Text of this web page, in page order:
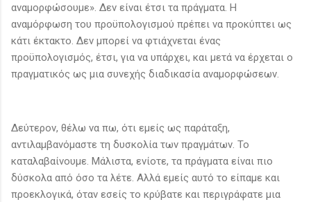
αναμορφώσουμε». Δεν είναι έτσι τα πράγματα. Η
αναμόρφωση του προϋπολογισμού πρέπει να προκύπτει ως
κάτι έκτακτο. Δεν μπορεί να φτιάχνεται ένας
προϋπολογισμός, έτσι, για να υπάρχει, και μετά να έρχεται ο
πραγματικός ως μια συνεχής διαδικασία αναμορφώσεων.
Δεύτερον, θέλω να πω, ότι εμείς ως παράταξη,
αντιλαμβανόμαστε τη δυσκολία των πραγμάτων. Το
καταλαβαίνουμε. Μάλιστα, ενίοτε, τα πράγματα είναι πιο
δύσκολα από όσο τα λέτε. Αλλά εμείς αυτό το είπαμε και
προεκλογικά, όταν εσείς το κρύβατε και περιγράφατε μια